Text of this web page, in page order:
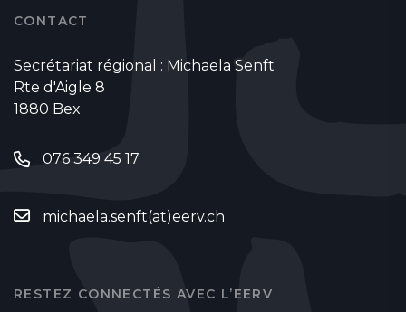
CONTACT
Secrétariat régional : Michaela Senft
Rte d'Aigle 8
1880 Bex
076 349 45 17
michaela.senft(at)eerv.ch
RESTEZ CONNECTÉS AVEC L’EERV